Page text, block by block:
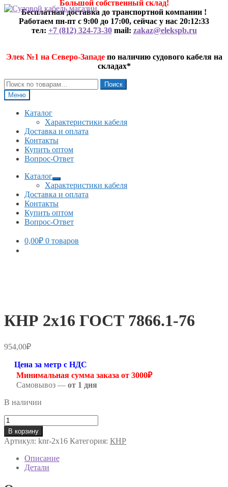
Перейти
навигации
Перейти
содержимому
Большой собственный склад!
Бесплатная доставка до транспортной компании !
Работаем пн-пт с 9:00 до 17:00, сейчас у нас 20:12:33
тел: +7 (812) 324-73-30mail: zakaz@elekspb.ru
Элек №1 на Северо-Западепо наличию судового кабеля на
складах*
Искать:
Поиск
Меню
Каталог
Характеристики кабеля
Доставка и оплата
Контакты
Купить оптом
Вопрос-Ответ
Каталог
Развернутое
вложенное
меню
Характеристики кабеля
Доставка и оплата
Контакты
Купить оптом
Вопрос-Ответ
0,00₽ 0 товаров
КНР 2х16 ГОСТ 7866.1-76
954,00₽
Цена за метр с НДС
Минимальная сумма заказа от 3000₽
Самовывоз — от 1 дня
В наличии
Количество
товара
КНР
2х16
ГОСТ
7866.1-
В корзину
Артикул: knr-2х16 Категория: КНР
Описание
Детали